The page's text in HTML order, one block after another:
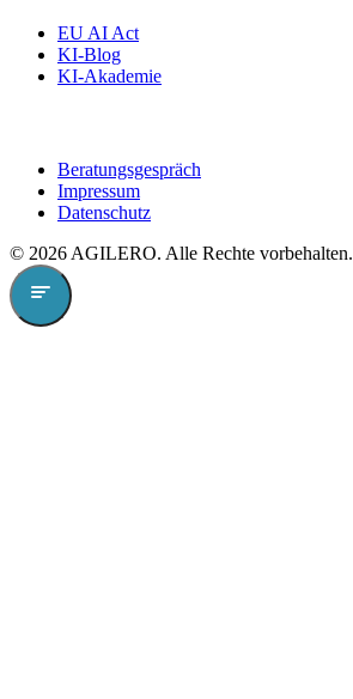
EU AI Act
KI-Blog
KI-Akademie
Beratungsgespräch
Impressum
Datenschutz
© 2026 AGILERO. Alle Rechte vorbehalten.